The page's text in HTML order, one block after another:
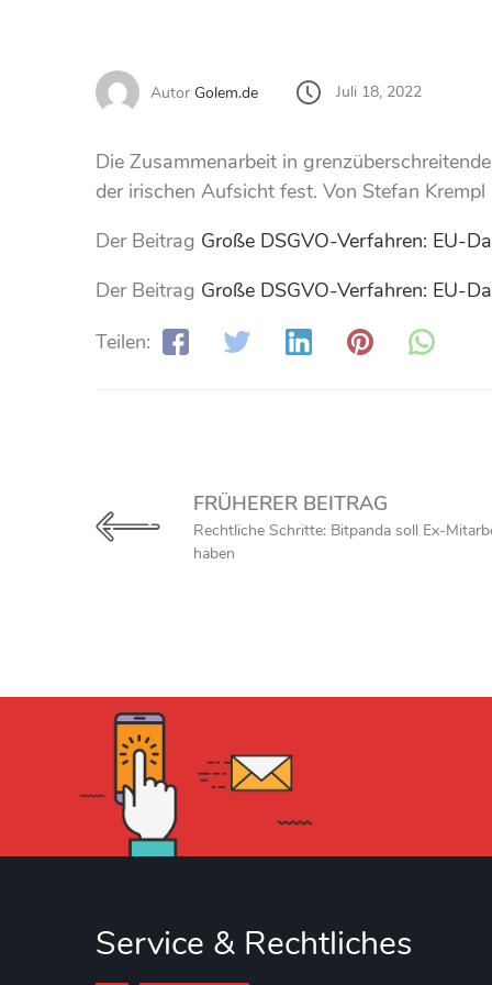
Autor Golem.de Juli 18, 2022
Die Zusammenarbeit in
der irischen Aufsicht fest. Von Stefan Krempl
Der Beitrag Große DSGVO-Verfahren: EU-
Der Beitrag Große DSGVO-Verfahren: EU-
Teilen:
FRÜHERER BEITRAG
Rechtliche Schritte: Bitpanda soll Ex-
haben
Service & Rechtliches